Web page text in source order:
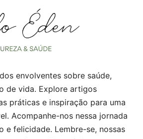
envolventes sobre saúde,
de vida. Explore artigos
práticas e inspiração para uma
Acompanhe-nos nessa jornada
e felicidade. Lembre-se, nossas